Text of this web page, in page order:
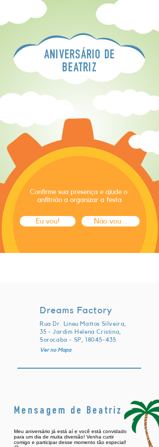
Confirme sua presença e ajude o
anfitrião a organizar a festa
Eu vou! Não vou...
ANIVERSÁRIO DE
BEATRIZ
Dreams Factory
Rua Dr. Lineu Mattos Silveira,
35 - Jardim Helena Cristina,
Sorocaba - SP, 18045-435
Ver no Mapa
Mensagem de Beatriz
Meu aniversário já está aí e você está convidado
para um dia de muita diversão! Venha curtir
comigo e participar desse momento tão especial!